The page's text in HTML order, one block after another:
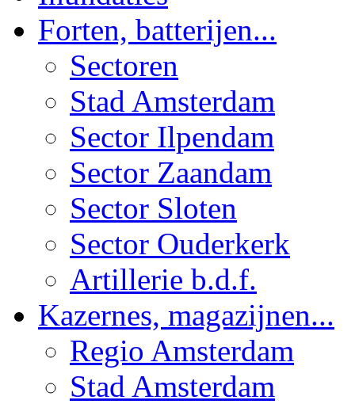
Forten, batterijen...
Sectoren
Stad Amsterdam
Sector Ilpendam
Sector Zaandam
Sector Sloten
Sector Ouderkerk
Artillerie b.d.f.
Kazernes, magazijnen...
Regio Amsterdam
Stad Amsterdam